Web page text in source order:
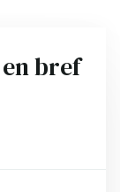
bref